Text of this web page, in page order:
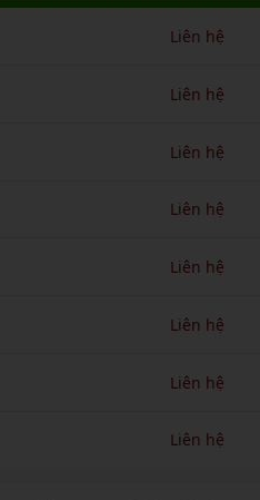
Liên hệ
Liên hệ
Liên hệ
Liên hệ
Liên hệ
Liên hệ
Liên hệ
Liên hệ